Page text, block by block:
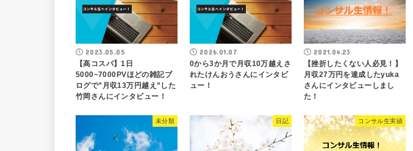
2023.05.05
【高コスパ】1日
5000~7000PVほどの雑記ブ
ログで”月収13万円越え”した
竹岡さんにインタビュー！
2026.01.07
0から3か月で月収10万越えさ
れたけんおうさんにインタビ
ュー！
2021.04.23
【挫折したくない人必見！】
月収27万円を達成したyuka
さんにインタビューしまし
た！
未分類 日記 コンサル生実績